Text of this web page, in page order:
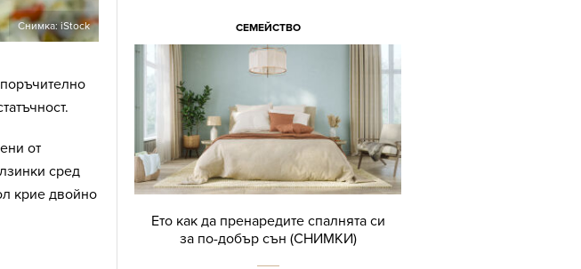
Снимка: iStock
от
сред
крие двойно
СЕМЕЙСТВО
Ето как да пренаредите спалнята си
за по-добър сън (СНИМКИ)